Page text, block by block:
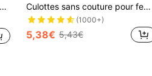
Culottes sans couture pour femmes, slips à taille basse extensibles, lingerie sexy, shorts beiges, sous-vêtements confortables et respirants, slips de sport sculptants les fesses, convenant pour être portés avec des robes en été
(1000+)
5,38€ 5,43€